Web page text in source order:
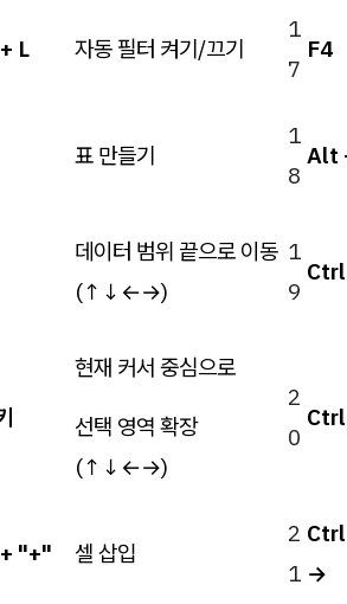
L 자동 필터 켜기/끄기
1
7
F4
표 만들기
1
8
Alt
데이터 범위 끝으로 이동
(↑↓←→)
1
9
현재 커서 중심으로
선택 영역 확장
(↑↓←→)
2
0
"+" 셀 삽입
2
1 →